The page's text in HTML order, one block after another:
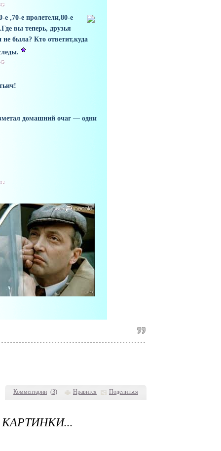
Комментарии (3) Нравится Поделиться
,70-е пролетели,80-е
вы теперь, друзья
была? Кто ответит,куда
домашний очаг — одни